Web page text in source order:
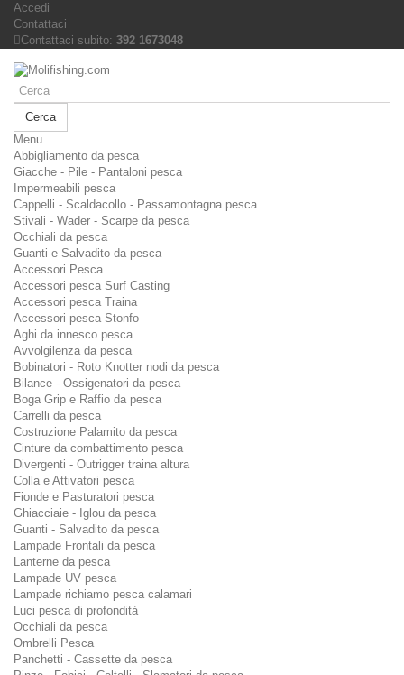
Accedi
Contattaci
Contattaci subito: 392 1673048
Cerca
Menu
Abbigliamento da pesca
Giacche - Pile - Pantaloni pesca
Impermeabili pesca
Cappelli - Scaldacollo - Passamontagna pesca
Stivali - Wader - Scarpe da pesca
Occhiali da pesca
Guanti e Salvadito da pesca
Accessori Pesca
Accessori pesca Surf Casting
Accessori pesca Traina
Accessori pesca Stonfo
Aghi da innesco pesca
Avvolgilenza da pesca
Bobinatori - Roto Knotter nodi da pesca
Bilance - Ossigenatori da pesca
Boga Grip e Raffio da pesca
Carrelli da pesca
Costruzione Palamito da pesca
Cinture da combattimento pesca
Divergenti - Outrigger traina altura
Colla e Attivatori pesca
Fionde e Pasturatori pesca
Ghiacciaie - Iglou da pesca
Guanti - Salvadito da pesca
Lampade Frontali da pesca
Lanterne da pesca
Lampade UV pesca
Lampade richiamo pesca calamari
Luci pesca di profondità
Occhiali da pesca
Ombrelli Pesca
Panchetti - Cassette da pesca